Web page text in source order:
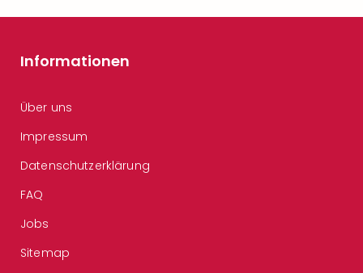
Informationen
Über uns
Impressum
Datenschutzerklärung
FAQ
Jobs
Sitemap